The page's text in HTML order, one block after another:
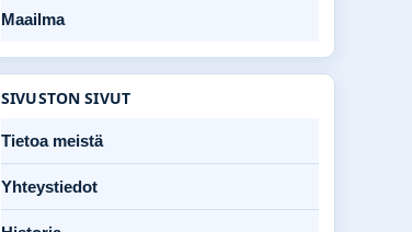
Maailma
SIVUSTON SIVUT
Tietoa meistä
Yhteystiedot